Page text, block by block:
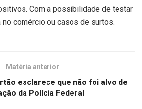
Com a possibilidade de testar
comércio ou casos de surtos.
Matéria anterior
esclarece que não foi alvo de
da Polícia Federal